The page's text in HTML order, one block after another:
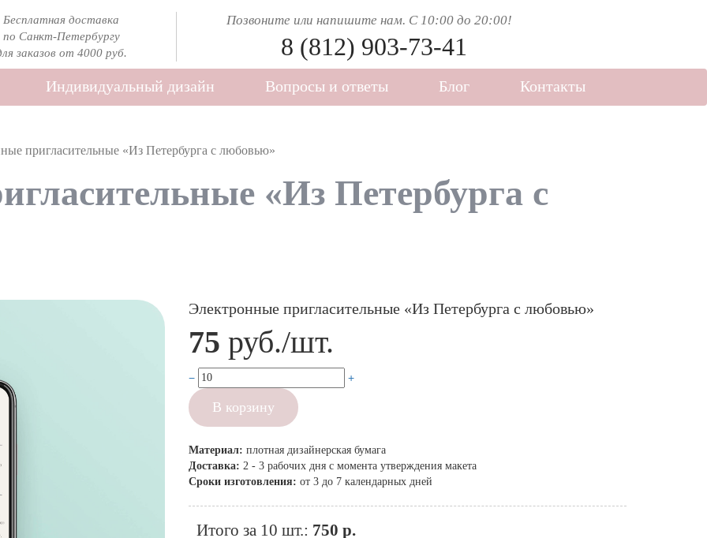
Бесплатная доставка
по Санкт-Петербургу
заказов от 4000 руб.
Позвоните или напишите нам. C 10:00 до 20:00!
8 (812) 903-73-41
Индивидуальный дизайн Вопросы и ответы Блог Контакты
пригласительные «Из Петербурга с любовью»
«Из Петербурга с
Электронные пригласительные «Из Петербурга с любовью»
75 руб./шт.
В корзину
Материал: плотная дизайнерская бумага
Доставка: 2 - 3 рабочих дня с момента утверждения макета
Сроки изготовления: от 3 до 7 календарных дней
Итого за 10 шт.: 750 р.